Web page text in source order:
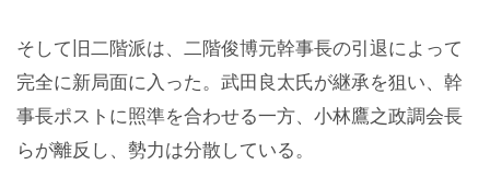
そして旧二階派は、二階俊博元幹事長の引退によって
完全に新局面に入った。武田良太氏が継承を狙い、幹
事長ポストに照準を合わせる一方、小林鷹之政調会長
らが離反し、勢力は分散している。